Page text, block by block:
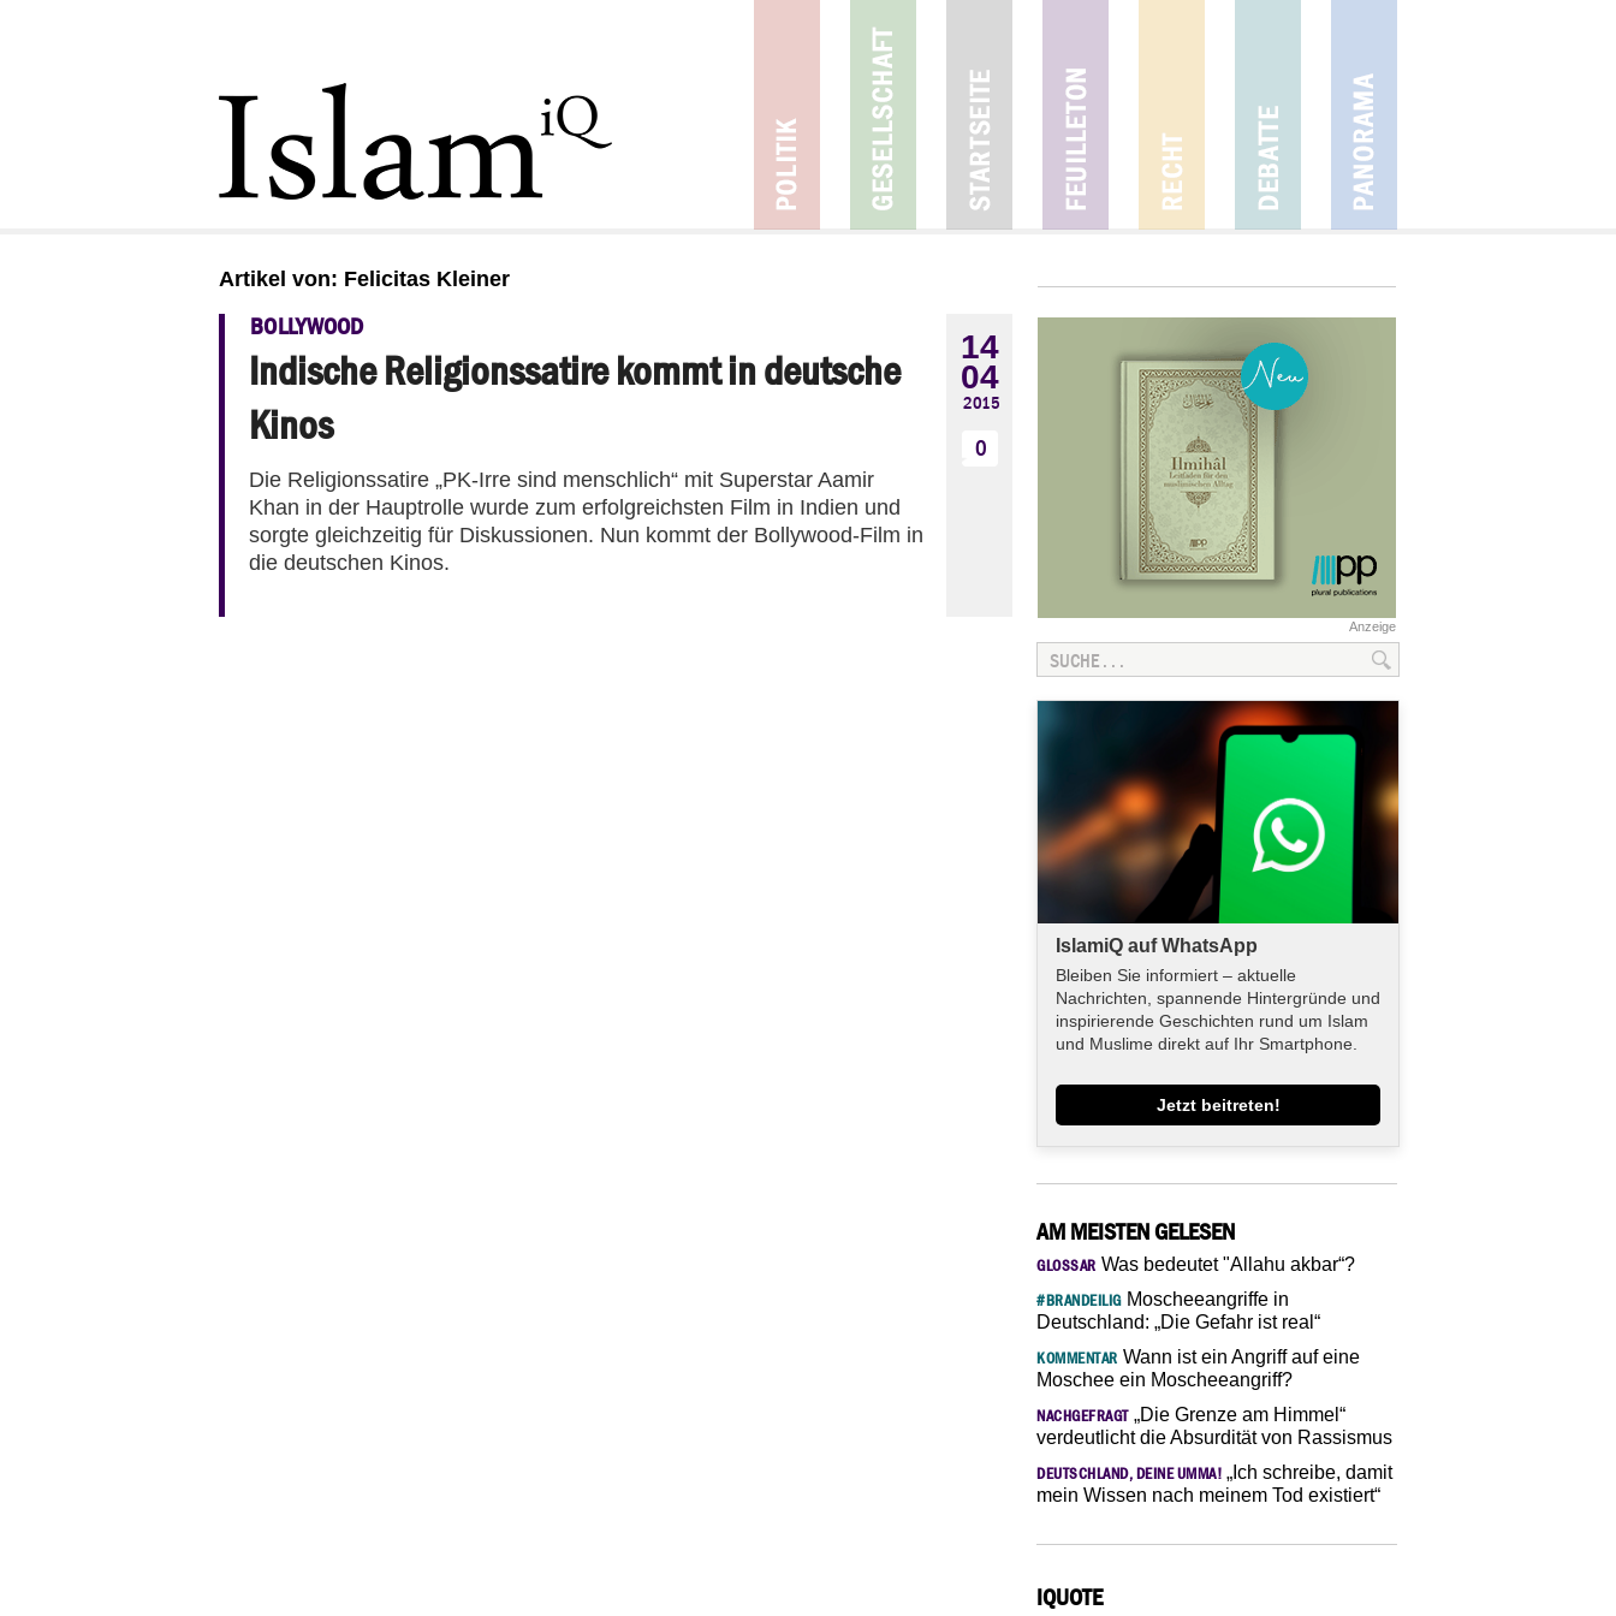
Artikel von: Felicitas Kleiner
BOLLYWOOD
Indische Religionssatire kommt in deutsche
Kinos
Die Religionssatire „PK-Irre sind menschlich“ mit Superstar Aamir
Khan in der Hauptrolle wurde zum erfolgreichsten Film in Indien und
sorgte gleichzeitig für Diskussionen. Nun kommt der Bollywood-Film in
die deutschen Kinos.
14
04
2015
0
Anzeige
IslamiQ auf WhatsApp
Bleiben Sie informiert – aktuelle
Nachrichten, spannende Hintergründe und
inspirierende Geschichten rund um Islam
und Muslime direkt auf Ihr Smartphone.
Jetzt beitreten!
AM MEISTEN GELESEN
GLOSSAR Was bedeutet "Allahu akbar“?
#BRANDEILIGMoscheeangriffe in
Deutschland: „Die Gefahr ist real“
KOMMENTAR Wann ist ein Angriff auf eine
Moschee ein Moscheeangriff?
NACHGEFRAGT„Die Grenze am Himmel“
verdeutlicht die Absurdität von Rassismus
DEUTSCHLAND, DEINE UMMA! „Ich schreibe, damit
mein Wissen nach meinem Tod existiert“
IQUOTE